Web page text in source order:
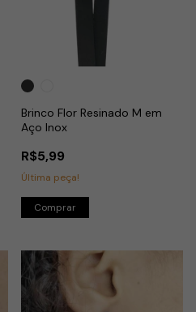
Brinco Flor Resinado M em
Aço Inox
R$5,99
Última peça!
Comprar